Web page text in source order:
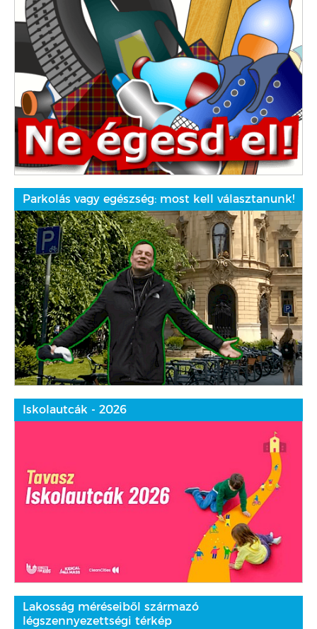
Parkolás vagy egészség: most kell választanunk!
Iskolautcák - 2026
Lakosság méréseiből származó
légszennyezettségi térkép